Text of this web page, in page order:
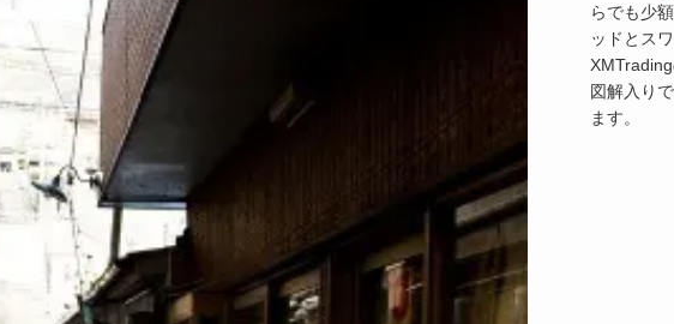
らでも少
ッドとス
図解入り
ます。